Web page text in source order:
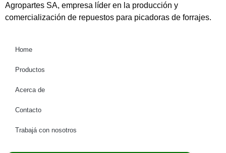
Agropartes SA, empresa líder en la producción y
comercialización de repuestos para picadoras de forrajes.
Home
Productos
Acerca de
Contacto
Trabajá con nosotros